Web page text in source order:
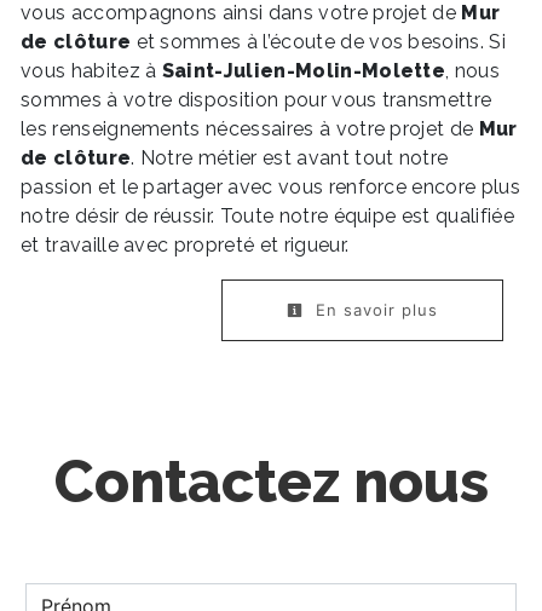
vous accompagnons ainsi dans votre projet de Mur
de clôture et sommes à l’écoute de vos besoins. Si
vous habitez à Saint-Julien-Molin-Molette, nous
sommes à votre disposition pour vous transmettre
les renseignements nécessaires à votre projet de Mur
de clôture. Notre métier est avant tout notre
passion et le partager avec vous renforce encore plus
notre désir de réussir. Toute notre équipe est qualifiée
et travaille avec propreté et rigueur.
En savoir plus
Contactez nous